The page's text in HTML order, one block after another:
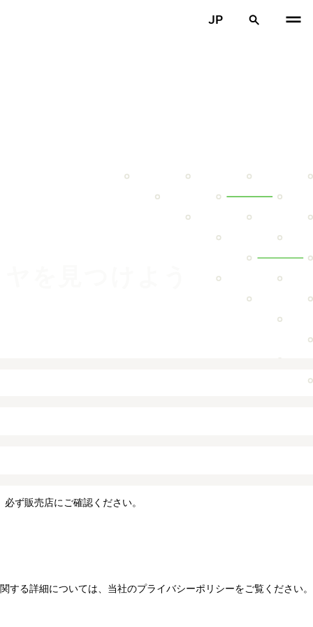
JP
ず販売店にご確認ください。
る詳細については、当社のプライバシーポリシーをご覧ください。